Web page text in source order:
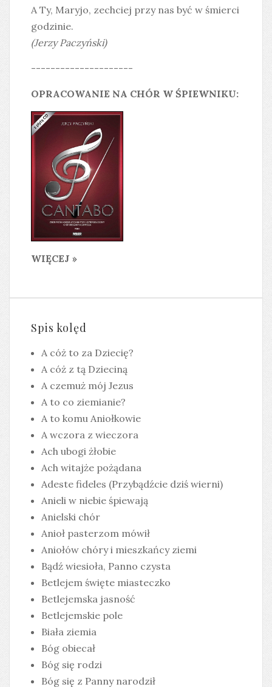
A Ty, Maryjo, zechciej przy nas być w śmierci
godzinie.
(Jerzy Paczyński)
---------------------
OPRACOWANIE NA CHÓR W ŚPIEWNIKU:
WIĘCEJ »
Spis kolęd
A cóż to za Dziecię?
A cóż z tą Dzieciną
A czemuż mój Jezus
A to co ziemianie?
A to komu Aniołkowie
A wczora z wieczora
Ach ubogi żłobie
Ach witajże pożądana
Adeste fideles (Przybądźcie dziś wierni)
Anieli w niebie śpiewają
Anielski chór
Anioł pasterzom mówił
Aniołów chóry i mieszkańcy ziemi
Bądź wiesioła, Panno czysta
Betlejem święte miasteczko
Betlejemska jasność
Betlejemskie pole
Biała ziemia
Bóg obiecał
Bóg się rodzi
Bóg się z Panny narodził